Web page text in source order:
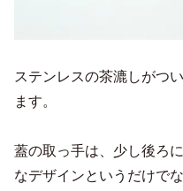
ステンレスの茶漉しがつ
ます。
蓋の取っ手は、少し後ろ
なデザインというだけで